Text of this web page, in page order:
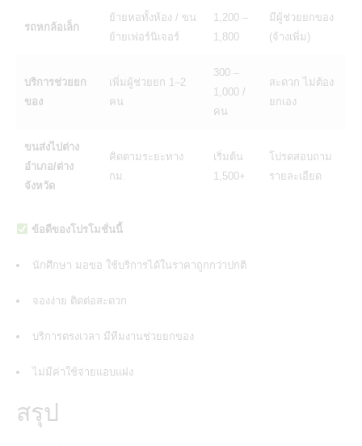
รถหกล้อเล็ก
ย้ายหอทั้งห้อง / ขน
ย้ายเฟอร์นิเจอร์
1,200 –
1,800
มีผู้ช่วยยกของ
(จ้างเพิ่ม)
บริการช่วยยก
ของ
เพิ่มผู้ช่วยยก 1–2
คน
300 –
1,000 /
คน
สะดวก ไม่ต้อง
ยกเอง
ขนส่งไปต่าง
อำเภอ/ต่าง
จังหวัด
คิดตามระยะทาง
กม.
เริ่มต้น
1,500+
โปรดสอบถาม
รายละเอียด
ข้อดีของโปรโมชั่นนี้
นักศึกษา มอขอ ใช้บริการได้ในราคาถูกกว่าปกติ
จองง่าย ติดต่อสะดวก
บริการตรงเวลา มีทีมงานช่วยยกของ
ไม่มีค่าใช้จ่ายแอบแฝง
สรุป